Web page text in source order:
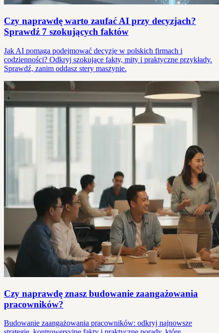
Czy naprawdę warto zaufać AI przy decyzjach?
Sprawdź 7 szokujących faktów
Jak AI pomaga podejmować decyzje w polskich firmach i
codzienności? Odkryj szokujące fakty, mity i praktyczne przykłady.
Sprawdź, zanim oddasz stery maszynie.
Czy naprawdę znasz budowanie zaangażowania
pracowników?
Budowanie zaangażowania pracowników: odkryj najnowsze